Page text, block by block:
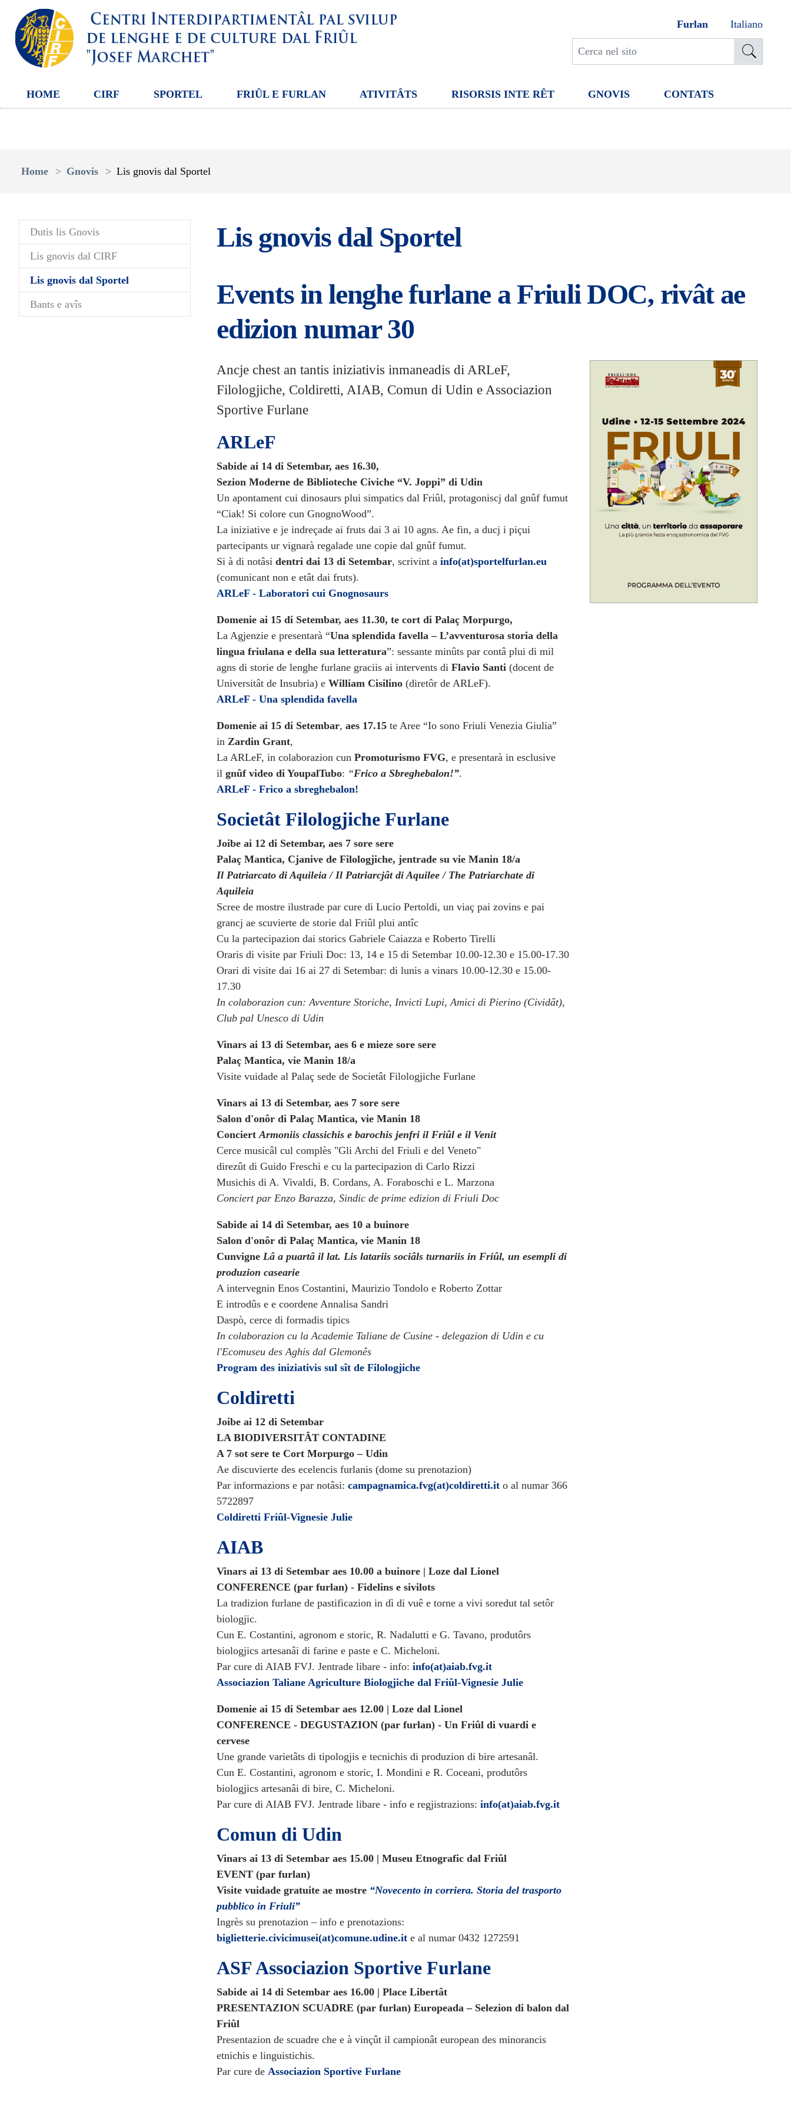
Furlan Italiano
HOME CIRF SPORTEL FRIÛL E FURLAN ATIVITÂTS RISORSIS INTE RÊT GNOVIS CONTATS
Home
Gnovis Lis gnovis dal Sportel
Dutis lis Gnovis
Lis gnovis dal CIRF
Lis gnovis dal Sportel
Bants e avîs
Lis gnovis dal Sportel
Events in lenghe furlane a Friuli DOC, rivât ae
edizion numar 30
Ancje chest an tantis iniziativis inmaneadis di ARLeF,
Filologjiche, Coldiretti, AIAB, Comun di Udin e Associazion
Sportive Furlane
ARLeF
Sabide ai 14 di Setembar, aes 16.30,
Sezion Moderne de Biblioteche Civiche “V. Joppi” di Udin
Un apontament cui dinosaurs plui simpatics dal Friûl, protagoniscj dal gnûf fumut
“Ciak! Si colore cun GnognoWood”.
La iniziative e je indreçade ai fruts dai 3 ai 10 agns. Ae fin, a ducj i piçui
partecipants ur vignarà regalade une copie dal gnûf fumut.
Si à di notâsidentri dai 13 di Setembar, scrivint ainfo(at)sportelfurlan.eu
(comunicant non e etât dai fruts).
ARLeF - Laboratori cui Gnognosaurs
Domenie ai 15 di Setembar, aes 11.30, te cort di Palaç Morpurgo,
La Agjenzie e presentarà “Una splendida favella – L’avventurosa storia della
lingua friulana e della sua letteratura”: sessante minûts par contâ plui di mil
agns di storie de lenghe furlane graciis ai intervents diFlavio Santi (docent de
Universitât de Insubria) eWilliam Cisilino (diretôr de ARLeF).
ARLeF - Una splendida favella
Domenie ai 15 di Setembar,aes 17.15 te Aree “Io sono Friuli Venezia Giulia”
in Zardin Grant,
La ARLeF, in colaborazion cunPromoturismo FVG, e presentarà in esclusive
ilgnûf video di YoupalTubo: “Frico a Sbreghebalon!”.
ARLeF - Frico a sbreghebalon!
Societât Filologjiche Furlane
Joibe ai 12 di Setembar, aes 7 sore sere
Palaç Mantica, Cjanive de Filologjiche, jentrade su vie Manin 18/a
Il Patriarcato di Aquileia / Il Patriarcjât di Aquilee / The Patriarchate di
Aquileia
Scree de mostre ilustrade par cure di Lucio Pertoldi, un viaç pai zovins e pai
grancj ae scuvierte de storie dal Friûl plui antîc
Cu la partecipazion dai storics Gabriele Caiazza e Roberto Tirelli
Oraris di visite par Friuli Doc: 13, 14 e 15 di Setembar 10.00-12.30 e 15.00-17.30
Orari di visite dai 16 ai 27 di Setembar: di lunis a vinars 10.00-12.30 e 15.00-
17.30
In colaborazion cun: Avventure Storiche, Invicti Lupi, Amici di Pierino (Cividât),
Club pal Unesco di Udin
Vinars ai 13 di Setembar, aes 6 e mieze sore sere
Palaç Mantica, vie Manin 18/a
Visite vuidade al Palaç sede de Societât Filologjiche Furlane
Vinars ai 13 di Setembar, aes 7 sore sere
Salon d'onôr di Palaç Mantica, vie Manin 18
ConciertArmoniis classichis e barochis jenfri il Friûl e il Venit
Cerce musicâl cul complès "Gli Archi del Friuli e del Veneto"
direzût di Guido Freschi e cu la partecipazion di Carlo Rizzi
Musichis di A. Vivaldi, B. Cordans, A. Foraboschi e L. Marzona
Conciert par Enzo Barazza, Sindic de prime edizion di Friuli Doc
Sabide ai 14 di Setembar, aes 10 a buinore
Salon d'onôr di Palaç Mantica, vie Manin 18
Cunvigne Lâ a puartâ il lat. Lis latariis sociâls turnariis in Friûl, un esempli di
produzion casearie
A intervegnin Enos Costantini, Maurizio Tondolo e Roberto Zottar
E introdûs e e coordene Annalisa Sandri
Daspò, cerce di formadis tipics
In colaborazion cu la Academie Taliane de Cusine - delegazion di Udin e cu
l'Ecomuseu des Aghis dal Glemonês
Program des iniziativis sul sît de Filologjiche
Coldiretti
Joibe ai 12 di Setembar
LA BIODIVERSITÂT CONTADINE
A 7 sot sere te Cort Morpurgo – Udin
Ae discuvierte des ecelencis furlanis (dome su prenotazion)
Par informazions e par notâsi:campagnamica.fvg(at)coldiretti.it o al numar 366
5722897
Coldiretti Friûl-Vignesie Julie
AIAB
Vinars ai 13 di Setembar aes 10.00 a buinore | Loze dal Lionel
CONFERENCE (par furlan) - Fidelins e sivilots
La tradizion furlane de pastificazion in dì di vuê e torne a vivi soredut tal setôr
biologjic.
Cun E. Costantini, agronom e storic, R. Nadalutti e G. Tavano, produtôrs
biologjics artesanâi di farine e paste e C. Micheloni.
Par cure di AIAB FVJ. Jentrade libare - info:info(at)aiab.fvg.it
Associazion Taliane Agriculture Biologjiche dal Friûl-Vignesie Julie
Domenie ai 15 di Setembar aes 12.00 | Loze dal Lionel
CONFERENCE - DEGUSTAZION (par furlan) - Un Friûl di vuardi e
cervese
Une grande varietâts di tipologjis e tecnichis di produzion di bire artesanâl.
Cun E. Costantini, agronom e storic, I. Mondini e R. Coceani, produtôrs
biologjics artesanâi di bire, C. Micheloni.
Par cure di AIAB FVJ. Jentrade libare - info e regjistrazions:info(at)aiab.fvg.it
Comun di Udin
Vinars ai 13 di Setembar aes 15.00 | Museu Etnografic dal Friûl
EVENT (par furlan)
Visite vuidade gratuite ae mostre “Novecento in corriera. Storia del trasporto
pubblico in Friuli”
Ingrès su prenotazion – info e prenotazions:
biglietterie.civicimusei(at)comune.udine.it e al numar 0432 1272591
ASF Associazion Sportive Furlane
Sabide ai 14 di Setembar aes 16.00 | Place Libertât
PRESENTAZION SCUADRE (par furlan) Europeada – Selezion di balon dal
Friûl
Presentazion de scuadre che e à vinçût il campionât european des minorancis
etnichis e linguistichis.
Par cure de Associazion Sportive Furlane